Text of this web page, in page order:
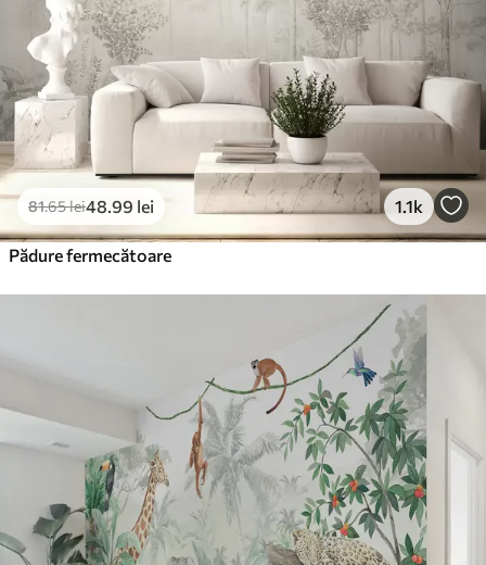
Vinil Premium
250.00150.00lei/m²
Peel and Stick
300.00
81.65lei48 .99 lei 1.1k
Pădure fermecătoare